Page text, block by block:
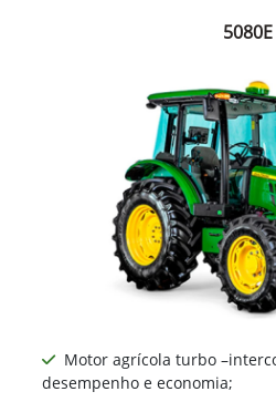
5080E
Motor agrícola turbo
desempenho e economia;